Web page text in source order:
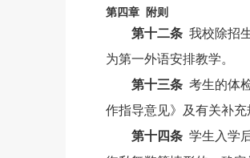
第四章 附则
第十二条 我校除招
为第一外语安排教学。
第十三条 考生的体
作指导意见》及有关补充
第十四条 学生入学